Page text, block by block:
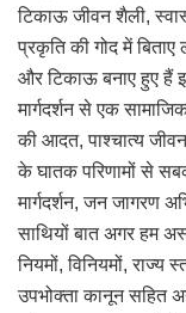
टिकाऊ जीवन शैली,
प्रकृति की गोद में
और टिकाऊ बनाए हुए हैं
मार्गदर्शन से एक
की आदत, पाश्चात्य
के घातक परिणामों से
मार्गदर्शन, जन जागरण
साथियों बात अगर हम
नियमों, विनियमों, राज्य
उपभोक्ता कानून सहित